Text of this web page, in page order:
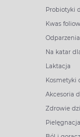
Probiotyki
Kwas
Odparzenia
Na katar
Laktacja
Kosmetyki
Akcesoria
Zdrowie